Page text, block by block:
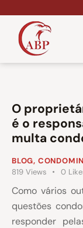
O
é o
multa
BLOG,
819 Views 0
Como vários
questões
responder